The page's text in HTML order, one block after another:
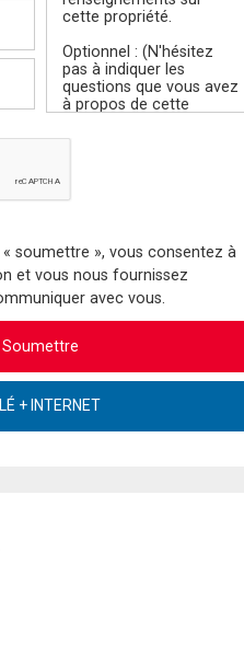
soumettre », vous consentez à
et vous nous fournissez
avec vous.